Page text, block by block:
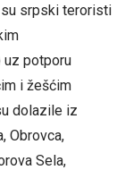
su srpski teroristi
uz potporu
i žešćim
dolazile iz
Obrovca,
Sela,